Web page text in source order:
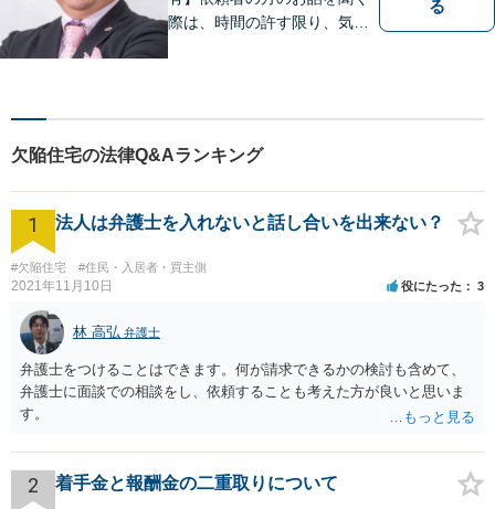
際は、時間の許す限り、気の
った対応・解決を目指しま
す。ぜひ、お気軽にご相談く
ださい。
る
欠陥住宅の法律Q&Aランキング
1 法人は弁護士を入れないと話し合いを出来ない？
#欠陥住宅 #住民・入居者・買主側
2021年11月10日 役にたった 3
林 高弘 弁護士
弁護士をつけることはできます。何が請求できるかの検討も含めて、
弁護士に面談での相談をし、依頼することも考えた方が良いと思いま
す。
2 着手金と報酬金の二重取りについて